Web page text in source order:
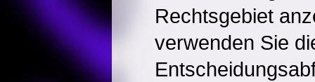
Rechtsgebiet
verwenden Sie